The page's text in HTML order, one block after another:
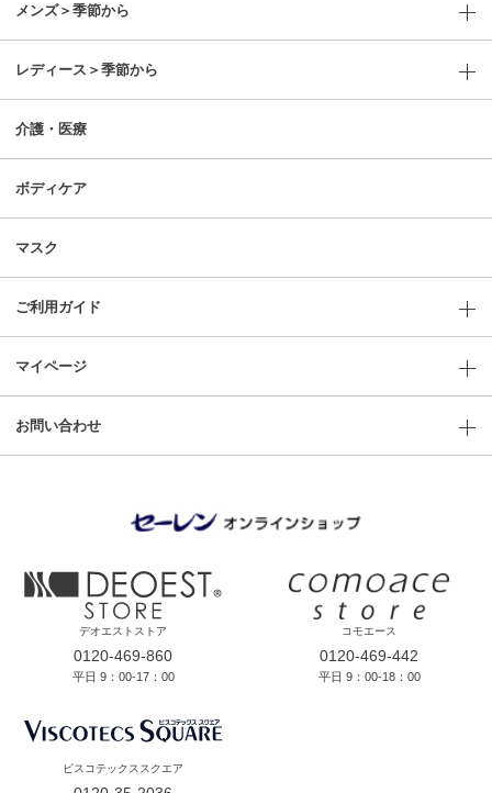
メンズ＞季節から
レディース＞季節から
介護・医療
ボディケア
マスク
ご利用ガイド
マイページ
お問い合わせ
デオエストストア
0120-469-860
平日 9：00-17：00
コモエース
0120-469-442
平日 9：00-18：00
ビスコテックススクエア